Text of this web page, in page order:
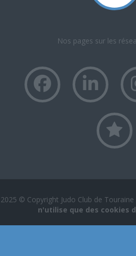
Nos pages sur les
2025 © Copyright Judo Club de Touraine
n'utilise que des cookies